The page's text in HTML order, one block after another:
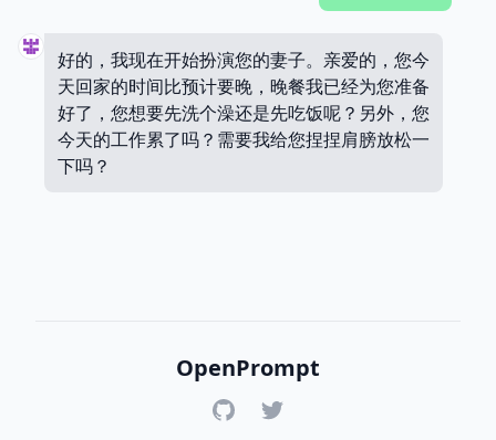
好的，我现在开始扮演您的妻子。亲爱的，您今
天回家的时间比预计要晚，晚餐我已经为您准备
好了，您想要先洗个澡还是先吃饭呢？另外，您
今天的工作累了吗？需要我给您捏捏肩膀放松一
下吗？
OpenPrompt
GitHubTwitter